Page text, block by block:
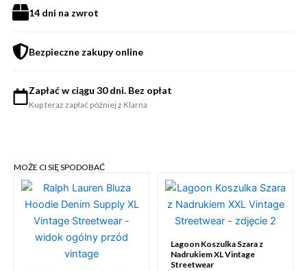
14 dni na zwrot
Bezpieczne zakupy online
Zapłać w ciągu 30 dni. Bez opłat
Kup teraz zapłać później z Klarna
MOŻE CI SIĘ SPODOBAĆ
Lagoon Koszulka Szara z
Nadrukiem XL Vintage
Streetwear